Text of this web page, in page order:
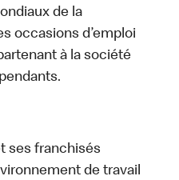
de la
occasions d’emploi
à la société
ses franchisés
de travail